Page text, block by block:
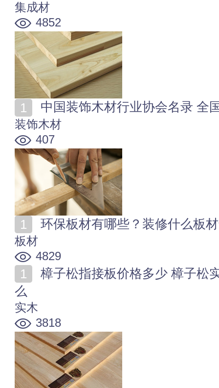
集成材
4852
中国装饰木材行业协会名录 全
装饰木材
407
环保板材有哪些？装修什么板
板材
4829
么
实木
3818